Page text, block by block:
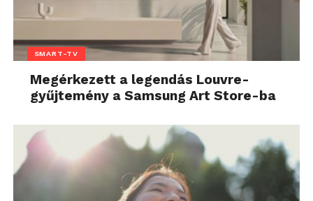
SMART-TV
Megérkezett a legendás Louvre-
gyűjtemény a Samsung Art Store-ba